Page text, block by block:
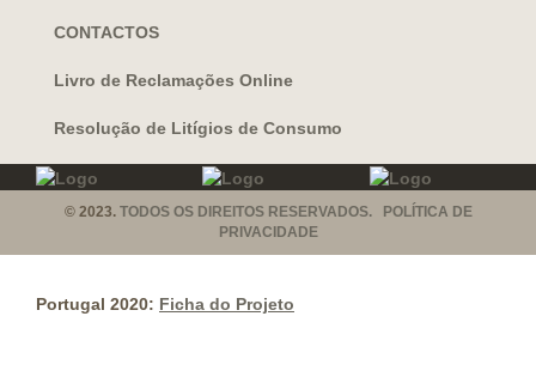
CONTACTOS
Livro de Reclamações Online
Resolução de Litígios de Consumo
© 2023. TODOS OS DIREITOS RESERVADOS. POLÍTICA DE
PRIVACIDADE
Portugal 2020: Ficha do Projeto